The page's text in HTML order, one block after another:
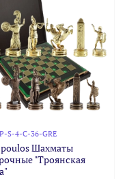
S-4-C-36-GRE
Шахматы
"Троянская